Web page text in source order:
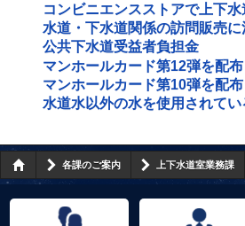
コンビニエンスストアで上下
水道・下水道関係の訪問販売に
公共下水道受益者負担金
マンホールカード第12弾を配
マンホールカード第10弾を配
水道水以外の水を使用されて
各課のご案内 上下水道室業務課